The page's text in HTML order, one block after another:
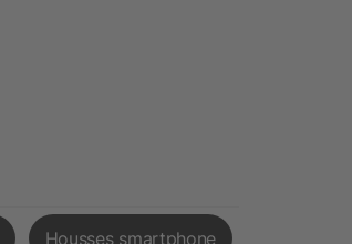
Housses smartphone